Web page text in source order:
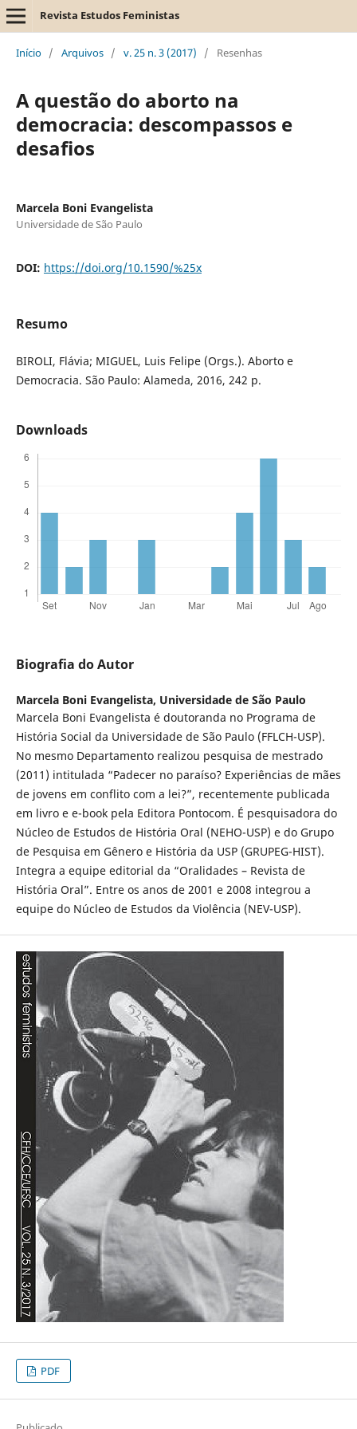
Revista Estudos Feministas
Início / Arquivos / v. 25 n. 3 (2017) / Resenhas
A questão do aborto na
democracia: descompassos e
desafios
Marcela Boni Evangelista
Universidade de São Paulo
DOI: https://doi.org/10.1590/%25x
Resumo
BIROLI, Flávia; MIGUEL, Luis Felipe (Orgs.). Aborto e
Democracia. São Paulo: Alameda, 2016, 242 p.
Downloads
Biografia do Autor
Marcela Boni Evangelista, Universidade de São Paulo
Marcela Boni Evangelista é doutoranda no Programa de
História Social da Universidade de São Paulo (FFLCH-USP).
No mesmo Departamento realizou pesquisa de mestrado
(2011) intitulada “Padecer no paraíso? Experiências de mães
de jovens em conflito com a lei?”, recentemente publicada
em livro e e-book pela Editora Pontocom. É pesquisadora do
Núcleo de Estudos de História Oral (NEHO-USP) e do Grupo
de Pesquisa em Gênero e História da USP (GRUPEG-HIST).
Integra a equipe editorial da “Oralidades – Revista de
História Oral”. Entre os anos de 2001 e 2008 integrou a
equipe do Núcleo de Estudos da Violência (NEV-USP).
PDF